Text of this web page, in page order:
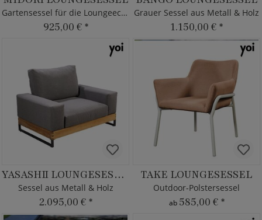
Gartensessel für die Loungeecke
925,00 € *
Grauer Sessel aus Metall & Holz
1.150,00 € *
YASASHII LOUNGESESSEL
Sessel aus Metall & Holz
2.095,00 € *
TAKE LOUNGESESSEL
Outdoor-Polstersessel
ab 585,00 € *